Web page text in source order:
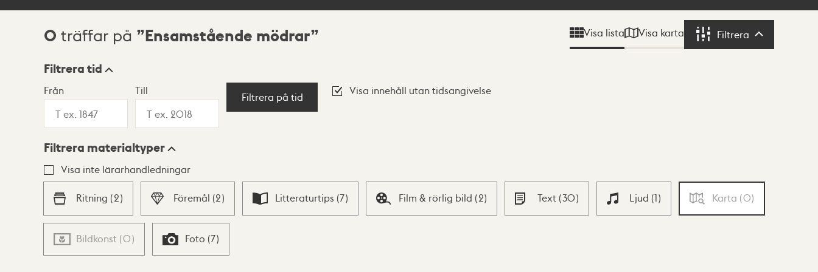
Sökresultat
0 träffar på Ensamstående mödrar Visa lista Visa karta Filtrera Filtrera
Visningsläge
Lista Karta
Filtrera tid
Från Till
Filtrera på tid
Visa innehåll utan tidsangivelse
Filtrera materialtyper
Visa inte lärarhandledningar
Ritning (2) Föremål (2) Litteraturtips (7) Film & rörlig bild (2) Text (30) Ljud (1) Karta (0)
Bildkonst (0) Foto (7)